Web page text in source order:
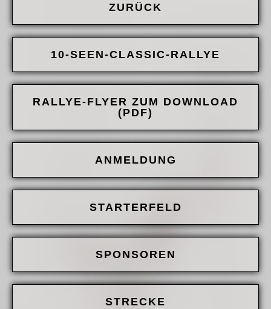
ZURÜCK
10-SEEN-CLASSIC-RALLYE
RALLYE-FLYER ZUM DOWNLOAD
(PDF)
ANMELDUNG
STARTERFELD
SPONSOREN
STRECKE